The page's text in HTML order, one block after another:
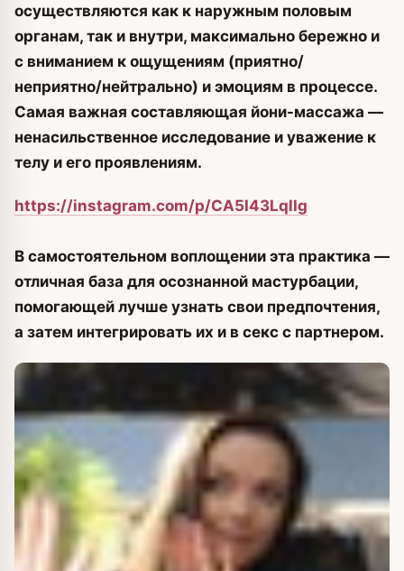
осуществляются как к наружным половым
органам, так и внутри, максимально бережно и
с вниманием к ощущениям (приятно/
неприятно/нейтрально) и эмоциям в процессе.
Самая важная составляющая йони-массажа —
ненасильственное исследование и уважение к
телу и его проявлениям.
https://instagram.com/p/CA5I43LqlIg
В самостоятельном воплощении эта практика —
отличная база для осознанной мастурбации,
помогающей лучше узнать свои предпочтения,
а затем интегрировать их и в секс с партнером.